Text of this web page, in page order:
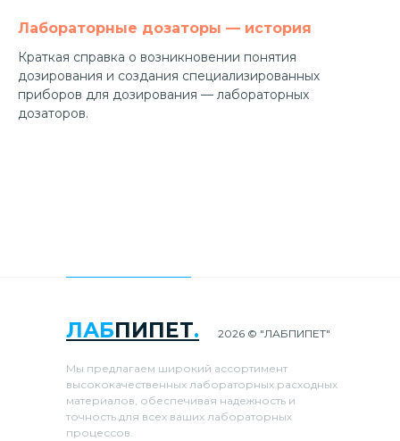
Лабораторные дозаторы — история
Краткая справка о возникновении понятия
дозирования и создания специализированных
приборов для дозирования — лабораторных
дозаторов.
ЛАБПИПЕТ.
Мы предлагаем широкий ассортимент
высококачественных лабораторных расходных
материалов, обеспечивая надежность и
точность для всех ваших лабораторных
процессов.
2026 © "ЛАБПИПЕТ"